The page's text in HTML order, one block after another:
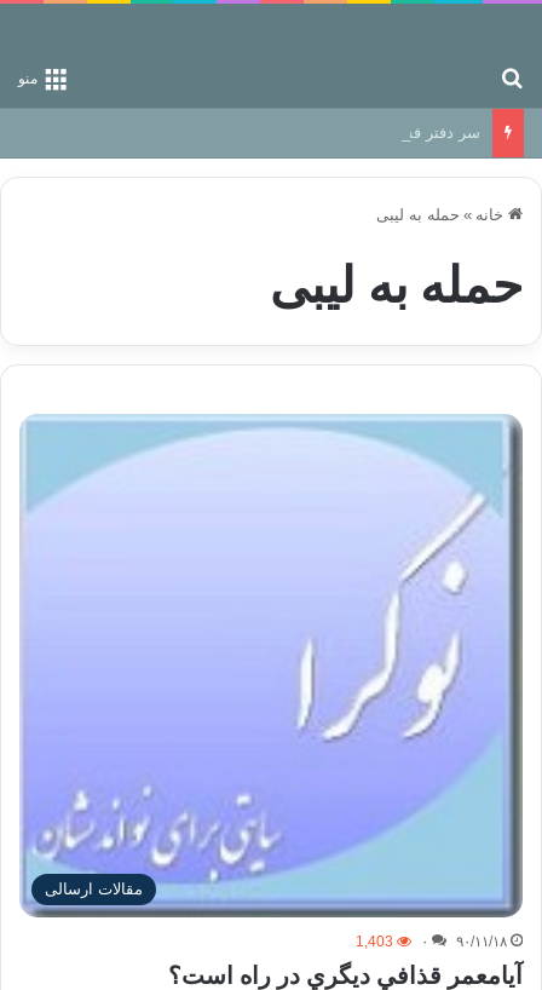
منو
سر دفتر فساد در زمین‌، دوری وکناره‌گیری از راه خداست‌!
خانه » حمله به لیبی
حمله به لیبی
مقالات ارسالی
۹۰/۱۱/۱۸ ۰ 1,403
آیامعمر قذافي ديگري در راه است؟